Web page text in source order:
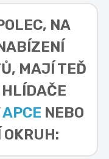
NA
MAJÍ TEĎ
HLÍDAČE
APCE NEBO
OKRUH: